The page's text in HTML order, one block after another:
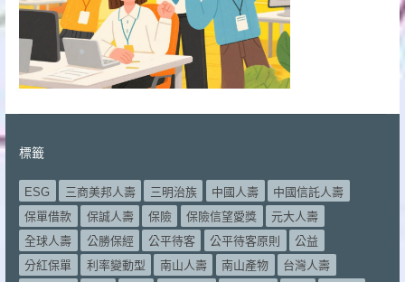
標籤
ESG 三商美邦人壽 三明治族 中國人壽
中國信託人壽
保單借款
保誠人壽 保險 保險信望愛獎
元大人壽
全球人壽
公勝保經 公平待客 公平待客原則
公益
分紅保單
利率變動型 南山人壽 南山產物
台灣人壽